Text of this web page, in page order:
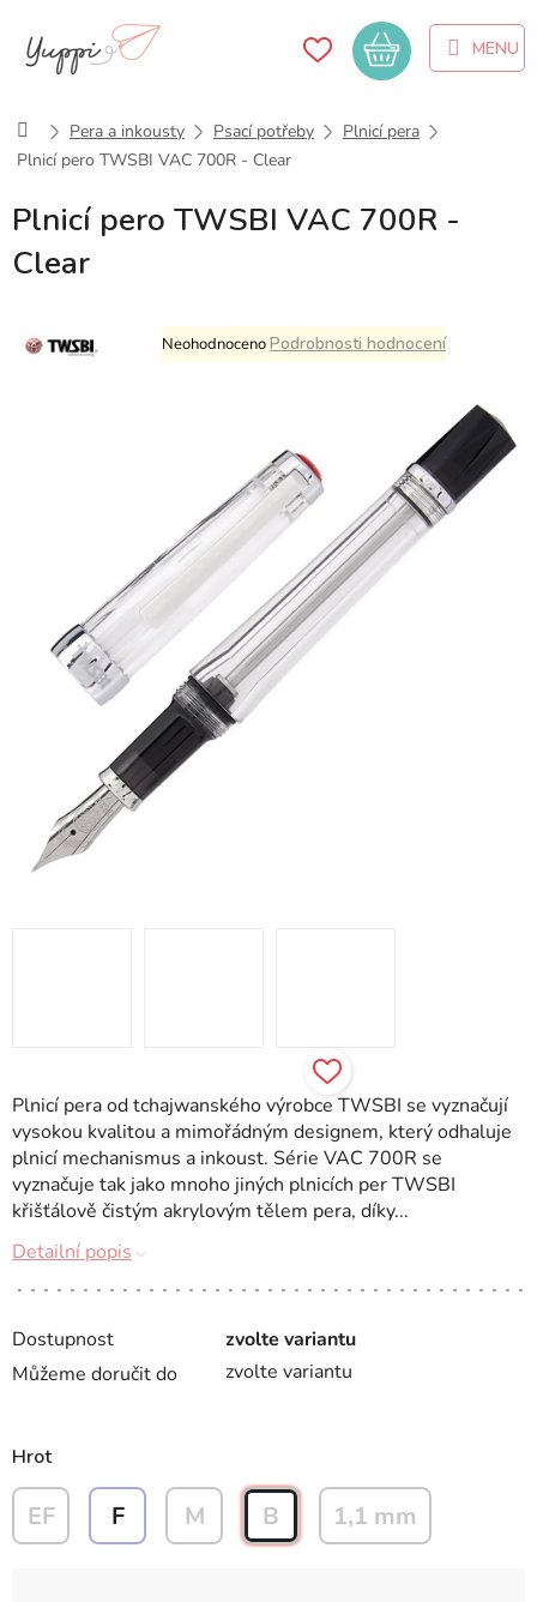
obsah
Nákupní
košík
DomůPera a inkousty Psací potřeby
Plnicí pera
Plnicí pero TWSBI VAC 700R - Clear
Plnicí pero TWSBI VAC 700R -
Clear
Průměrné
hodnocení
hvězdiček.
NeohodnocenoPodrobnosti hodnocení
Dostupnost
zvolte variantu
Můžeme doručit do
zvolte variantu
Hrot
EF F M B 1,1 mm
Plnicí pera od tchajwanského výrobce TWSBI se vyznačují
vysokou kvalitou a mimořádným designem, který odhaluje
plnicí mechanismus a inkoust. Série VAC 700R se
vyznačuje tak jako mnoho jiných plnicích per TWSBI
křišťálově čistým akrylovým tělem pera, díky...
Detailní popis